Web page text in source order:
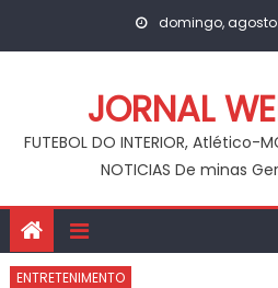
domingo, agosto
JORNAL
FUTEBOL DO INTERIOR,
NOTICIAS De minas
ENTRETENIMENTO